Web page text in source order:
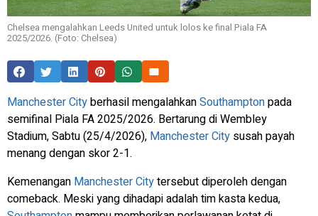
Chelsea mengalahkan Leeds United untuk lolos ke final Piala FA
2025/2026. (Foto: Chelsea)
Manchester Cityberhasil mengalahkanSouthamptonpada
semifinal Piala FA 2025/2026. Bertarung di Wembley
Stadium, Sabtu (25/4/2026), Manchester City susah payah
menang dengan skor 2-1.
Kemenangan Manchester Citytersebut diperoleh dengan
comeback. Meski yang dihadapi adalah tim kasta kedua,